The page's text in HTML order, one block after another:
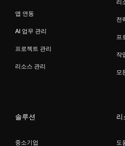
앱 연동
AI 업무 관리
프로젝트 관리
리소스 관리
리
전
프
작
모
솔루션
중소기업
리
도